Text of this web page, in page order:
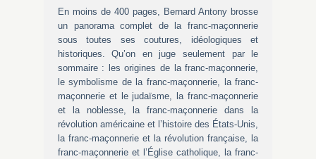
En moins de 400 pages, Bernard Antony brosse
un panorama complet de la franc-maçonnerie
sous toutes ses coutures, idéologiques et
historiques. Qu’on en juge seulement par le
sommaire : les origines de la franc-maçonnerie,
le symbolisme de la franc-maçonnerie, la franc-
maçonnerie et le judaïsme, la franc-maçonnerie
et la noblesse, la franc-maçonnerie dans la
révolution américaine et l’histoire des États-Unis,
la franc-maçonnerie et la révolution française, la
franc-maçonnerie et l’Église catholique, la franc-